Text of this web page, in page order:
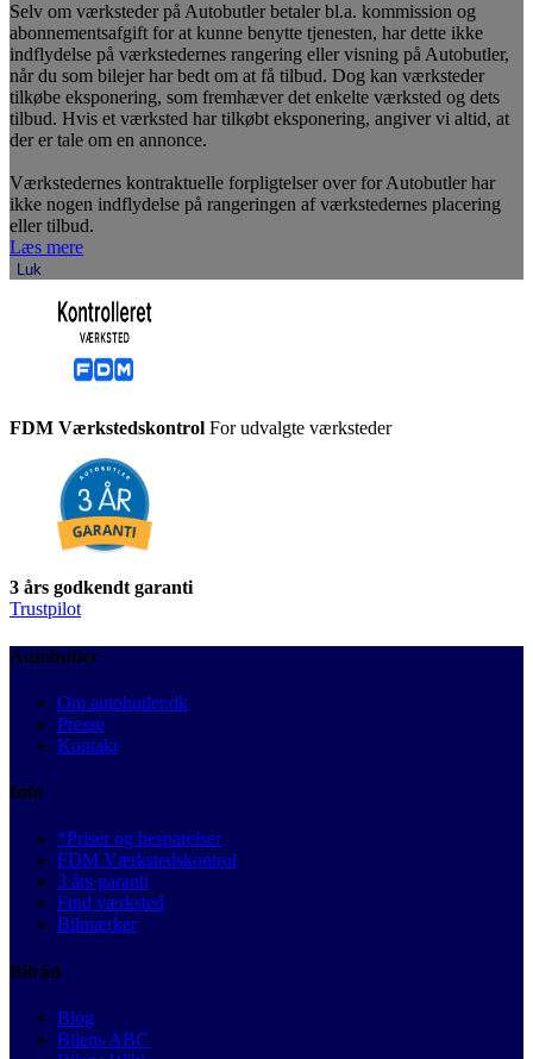
Selv om værksteder på Autobutler betaler bl.a. kommission og
abonnementsafgift for at kunne benytte tjenesten, har dette ikke
indflydelse på værkstedernes rangering eller visning på Autobutler,
når du som bilejer har bedt om at få tilbud. Dog kan værksteder
tilkøbe eksponering, som fremhæver det enkelte værksted og dets
tilbud. Hvis et værksted har tilkøbt eksponering, angiver vi altid, at
der er tale om en annonce.
Værkstedernes kontraktuelle forpligtelser over for Autobutler har
ikke nogen indflydelse på rangeringen af værkstedernes placering
eller tilbud.
Læs mere
Luk
FDM Værkstedskontrol For udvalgte værksteder
3 års godkendt garanti
Trustpilot
Autobutler
Om autobutler.dk
Presse
Kontakt
Info
*Priser og besparelser
FDM Værkstedskontrol
3 års garanti
Find værksted
Bilmærker
Bilråd
Blog
Bilens ABC